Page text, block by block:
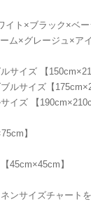
ト×ブラック×ベー
×グレージュ×アイ
サイズ 【
【
】
45cm×45cm】
ンサイズチャート